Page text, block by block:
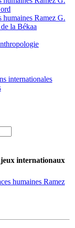
humaines Ramez G.
la Békaa
internationales
internationaux
humaines Ramez